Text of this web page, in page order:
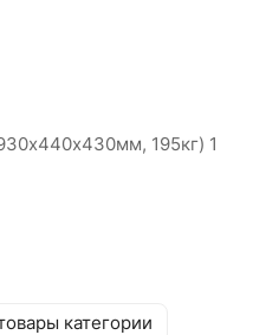
195кг) 1
категории